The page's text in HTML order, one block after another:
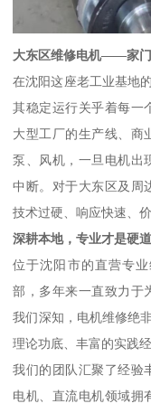
大东区维修电机——家门
在沈阳这座老工业基地
其稳定运行关乎着每一
大型工厂的生产线、商
泵、风机，一旦电机出
中断。对于大东区及周
技术过硬、响应快速、
深耕本地，专业才是硬
位于沈阳市的直营专
部，多年来一直致力于
我们深知，电机维修绝
理论功底、丰富的实践
我们的团队汇聚了经验
电机、直流电机领域拥